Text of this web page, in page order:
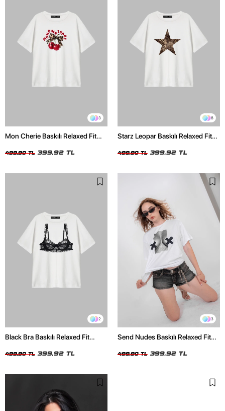
3
Mon Cherie Baskılı Relaxed Fit
499,90 TL 399,92 TL
8
Starz Leopar Baskılı Relaxed Fit
499,90 TL 399,92 TL
2
Black Bra Baskılı Relaxed Fit
499,90 TL 399,92 TL
3
Send Nudes Baskılı Relaxed Fit
499,90 TL 399,92 TL